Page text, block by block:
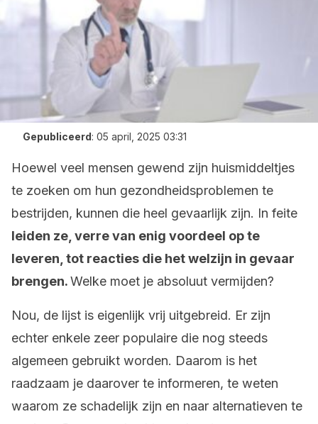
Gepubliceerd: 05 april, 2025 03:31
Hoewel veel mensen gewend zijn huismiddeltjes
te zoeken om hun gezondheidsproblemen te
bestrijden, kunnen die heel gevaarlijk zijn. In feite
leiden ze, verre van enig voordeel op te
leveren, tot reacties die het welzijn in gevaar
brengen.Welke moet je absoluut vermijden?
Nou, de lijst is eigenlijk vrij uitgebreid. Er zijn
echter enkele zeer populaire die nog steeds
algemeen gebruikt worden. Daarom is het
raadzaam je daarover te informeren, te weten
waarom ze schadelijk zijn en naar alternatieven te